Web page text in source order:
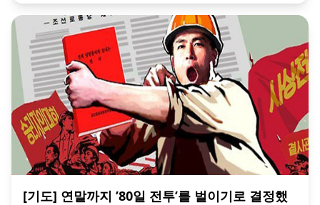
[기도] 연말까지 ’80일 전투’를 벌이기로 결정했